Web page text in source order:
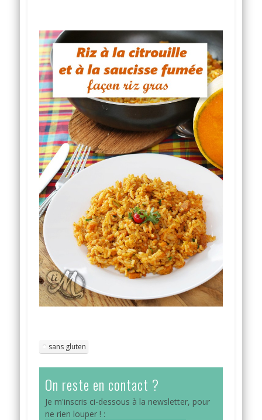
sans gluten
On reste en contact ?
Je m'inscris ci-dessous à la newsletter, pour
ne rien louper ! :